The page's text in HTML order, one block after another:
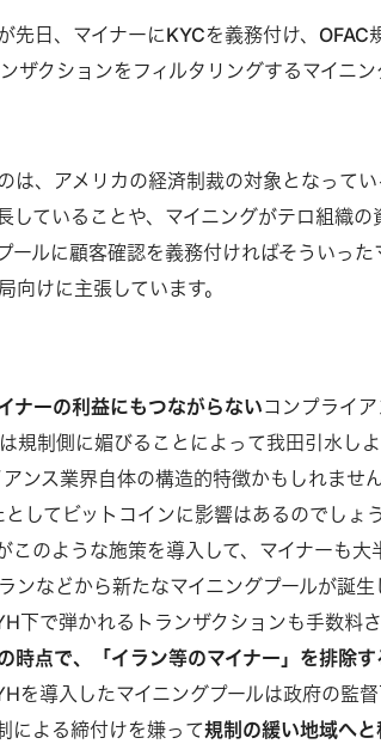
日、マイナーにKYCを義務付け、OFAC
ザクションをフィルタリングするマイニン
は、アメリカの経済制裁の対象となってい
していることや、マイニングがテロ組織の
ールに顧客確認を義務付ければそういった
けに主張しています。
ナーの利益にもつながらないコンプライア
規制側に媚びることによって我田引水し
ンス業界自体の構造的特徴かもしれませ
してビットコインに影響はあるのでしょう
このような施策を導入して、マイナーも大
ンなどから新たなマイニングプールが誕生
下で弾かれるトランザクションも手数料
時点で、「イラン等のマイナー」を排除す
を導入したマイニングプールは政府の監
による締付けを嫌って規制の緩い地域へと